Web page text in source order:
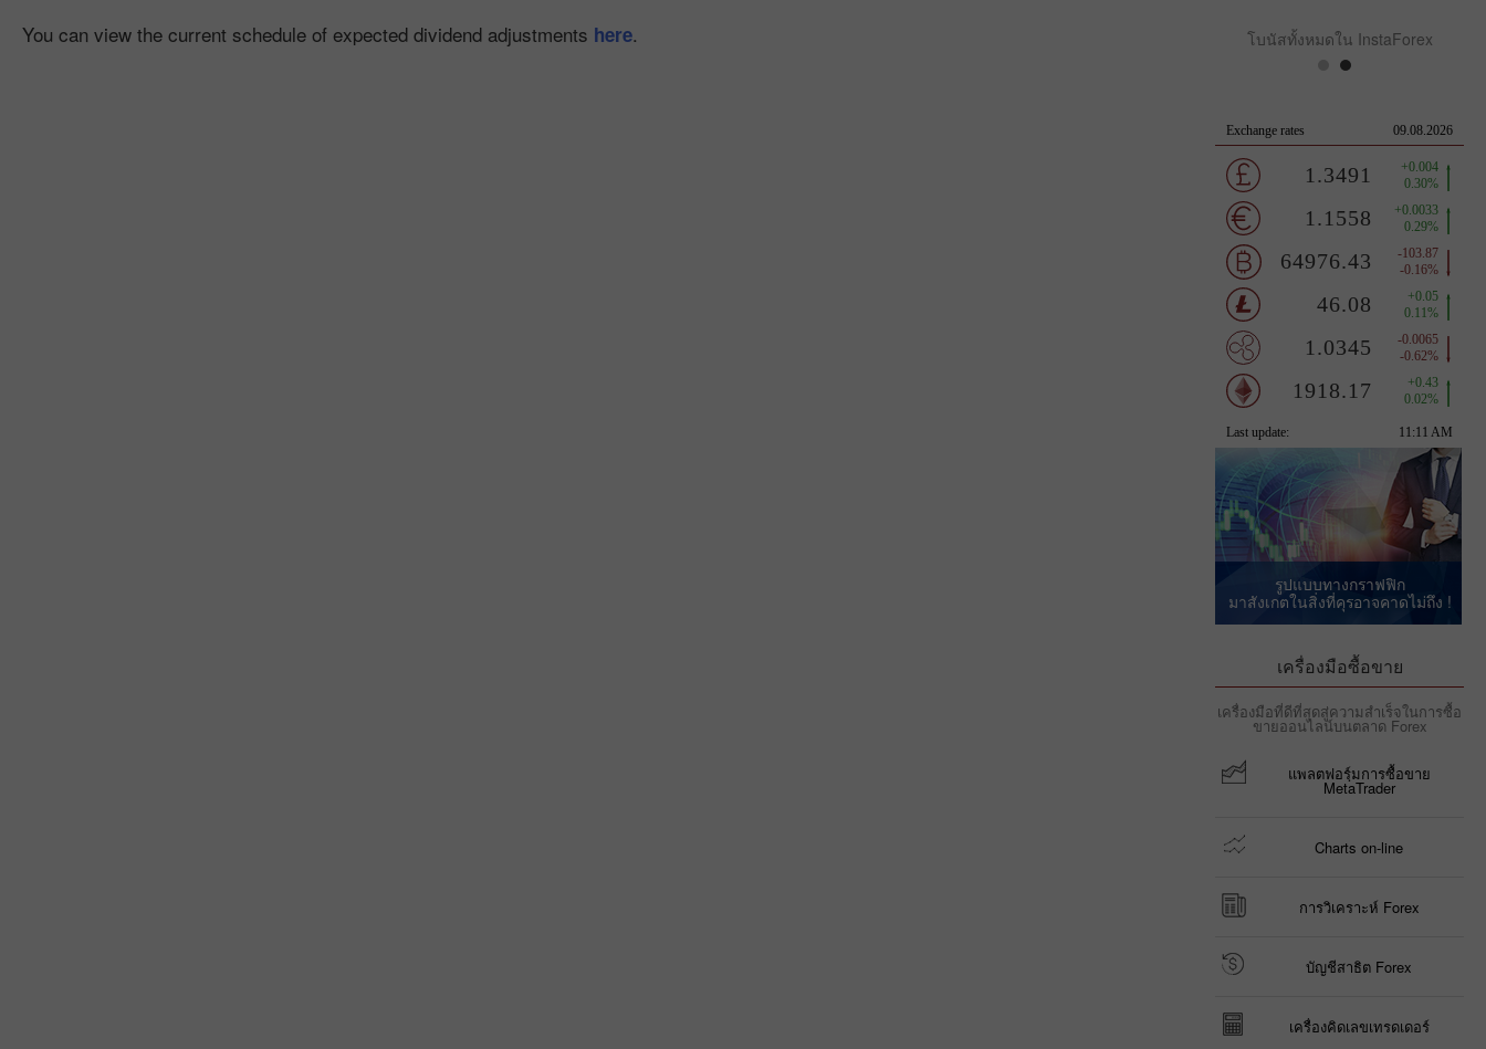
You can view the current schedule of expected dividend adjustments here. โบนัสทั้งหมดใน InstaForex
รูปแบบทางกราฟฟิก
มาสังเกตในสิ่งที่คุรอาจคาดไม่ถึง !
เครื่องมือซื้อขาย
เครื่องมือที่ดีที่สุดสู่ความสำเร็จในการซื้อ
ขายออนไลน์บนตลาด Forex
แพลตฟอรฺ์มการซื้อขาย
MetaTrader
Charts on-line
การวิเคราะห์ Forex
บัญชีสาธิต Forex
เครื่องคิดเลขเทรดเดอร์